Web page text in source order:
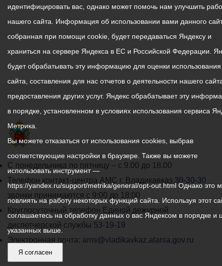
График
работы
администрации
местного
самоуправления
города
Владикавказ:
С понедельника по пятницу – с 9.00 до 18.00
Телефон контакт-центра АМС г. Владикавказ 30-30-30
звонки принимаются с 9:00 до 18:00
Круглосуточный телефон Единой дежурной
диспетчерской службы 53-19-19
Электронная почта: ams@vladikavkaz.alania.gov.ru
Владикавказ
идентифицировать вас, однако может помочь нам улучшить
нашего сайта. Информация об использовании вами данного
собранная при помощи cookie, будет передаваться Яндексу и
храниться на сервере Яндекса в ЕС и Российской Федерации.
будет обрабатывать эту информацию для оценки
сайта, составления для нас отчетов о деятельности нашего
предоставления других услуг. Яндекс обрабатывает эту
в порядке, установленном в условиях использования сервиса
Метрика.
Вы можете отказаться от использования cookies, выбрав
соответствующие настройки в браузере. Также вы можете
использовать инструмент —
https://yandex.ru/support/metrika/general/opt-out.html Однако это
повлиять на работу некоторых функций сайта. Используя этот
соглашаетесь на обработку данных о вас Яндексом в порядке и
указанных выше.
Я согласен